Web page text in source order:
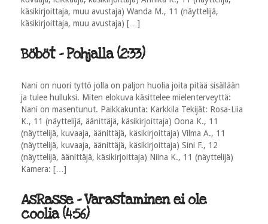
käsikirjoittaja, muu avustaja) Wanda M., 11 (näyttelijä,
käsikirjoittaja, muu avustaja) […]
Böböt - Pohjalla (2:33)
Nani on nuori tyttö jolla on paljon huolia joita pitää sisällään
ja tulee hulluksi. Miten elokuva käsittelee mielenterveyttä:
Nani on masentunut. Paikkakunta: Karkkila Tekijät: Rosa-Liia
K., 11 (näyttelijä, äänittäjä, käsikirjoittaja) Oona K., 11
(näyttelijä, kuvaaja, äänittäjä, käsikirjoittaja) Vilma A., 11
(näyttelijä, kuvaaja, äänittäjä, käsikirjoittaja) Sini F., 12
(näyttelijä, äänittäjä, käsikirjoittaja) Niina K., 11 (näyttelijä)
Kamera: […]
AsRasse - Varastaminen ei ole
coolia (4:56)